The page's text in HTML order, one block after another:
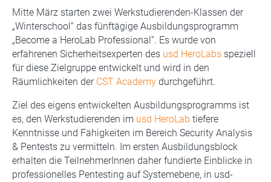
Mitte März starten zwei Werkstudierenden-Klassen der
„Winterschool“ das fünftägige Ausbildungsprogramm
„Become a HeroLab Professional“. Es wurde von
erfahrenen Sicherheitsexperten des usd HeroLabs speziell
für diese Zielgruppe entwickelt und wird in den
Räumlichkeiten der CST Academy durchgeführt.
Ziel des eigens entwickelten Ausbildungsprogramms ist
es, den Werkstudierenden im usd HeroLab tiefere
Kenntnisse und Fähigkeiten im Bereich Security Analysis
& Pentests zu vermitteln. Im ersten Ausbildungsblock
erhalten die TeilnehmerInnen daher fundierte Einblicke in
professionelles Pentesting auf Systemebene, in usd-